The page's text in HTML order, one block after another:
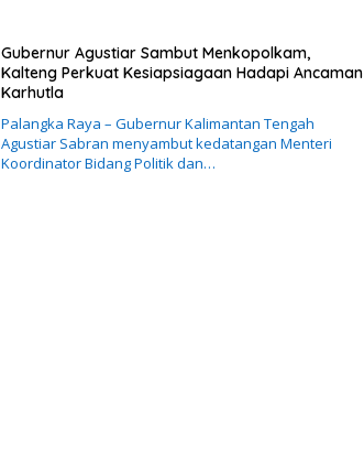
Gubernur Agustiar Sambut Menkopolkam,
Kalteng Perkuat Kesiapsiagaan Hadapi Ancaman
Karhutla
Palangka Raya – Gubernur Kalimantan Tengah
Agustiar Sabran menyambut kedatangan Menteri
Koordinator Bidang Politik dan…